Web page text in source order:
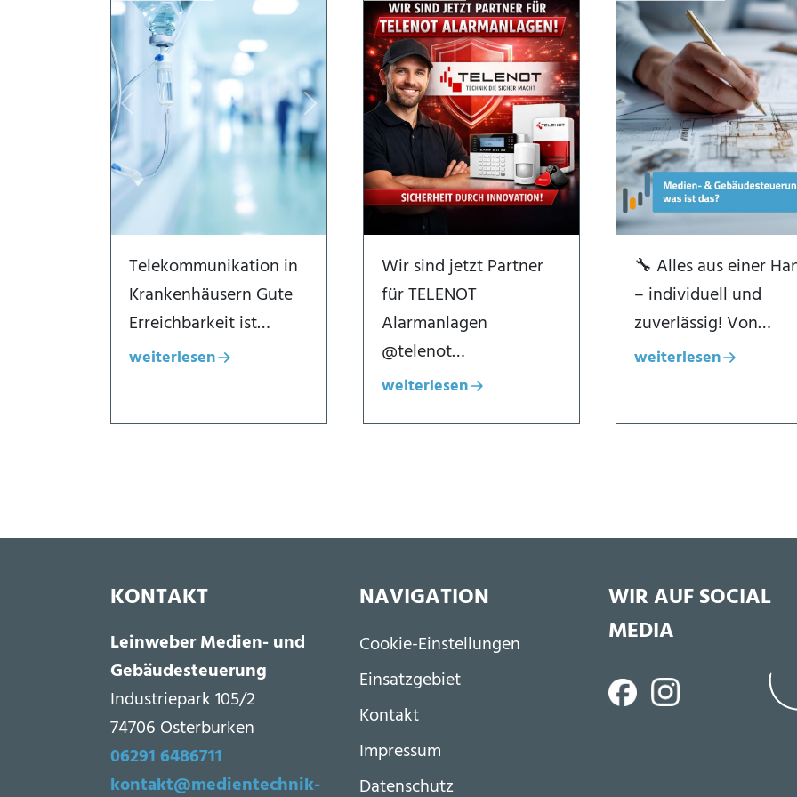
Previous Next
Telekommunikation in
Krankenhäusern Gute
Erreichbarkeit ist…
weiterlesen
Dialogfenster öffnen
Wir sind jetzt Partner
für TELENOT
Alarmanlagen
@telenot…
weiterlesen
Dialogfenster öffnen
🔧 Alles aus einer
– individuell und
zuverlässig! Von…
weiterlesen
Dialogfenster öffnen
KONTAKT
Leinweber Medien- und
Gebäudesteuerung
Industriepark 105/2
74706 Osterburken
06291 6486711
kontakt@medientechnik-
NAVIGATION
Fußzeile
Cookie-Einstellungen
Einsatzgebiet
Kontakt
Impressum
Datenschutz
WIR AUF SOCIAL
MEDIA